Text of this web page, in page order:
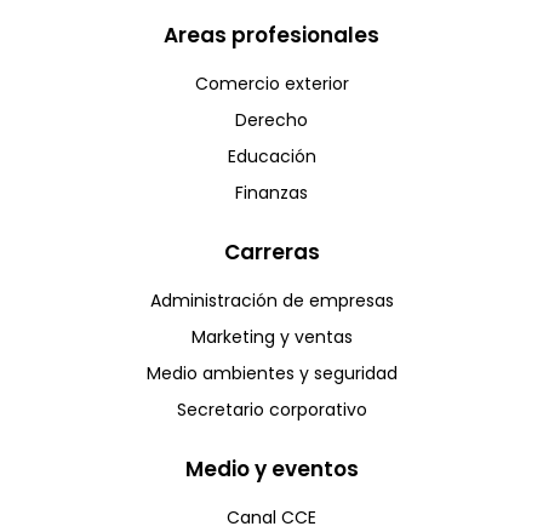
Areas profesionales
Comercio exterior
Derecho
Educación
Finanzas
Carreras
Administración de empresas
Marketing y ventas
Medio ambientes y seguridad
Secretario corporativo
Medio y eventos
Canal CCE